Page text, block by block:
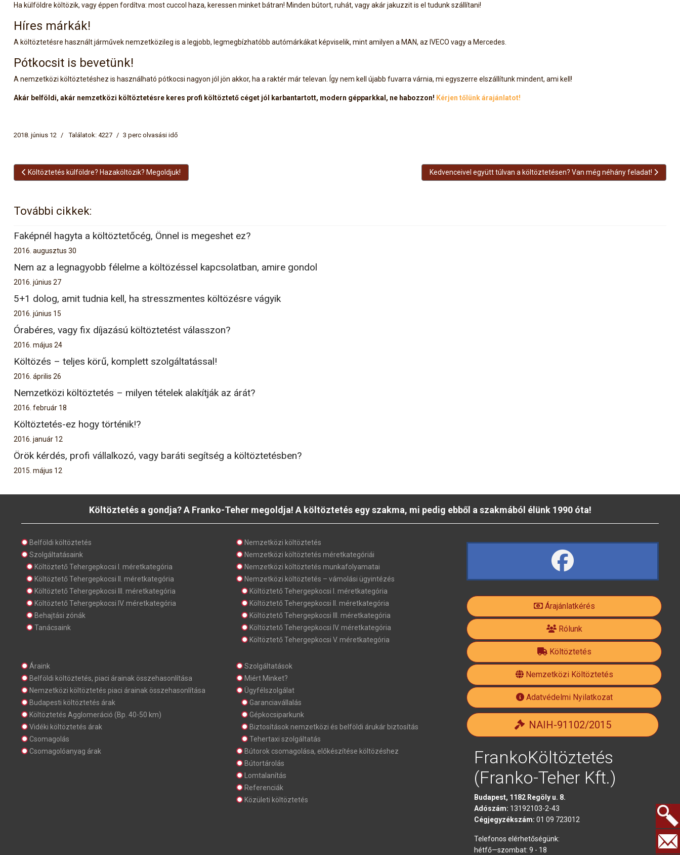
Ha külföldre költözik, vagy éppen fordítva: most cuccol haza, keressen minket bátran! Minden bútort, ruhát, vagy akár jakuzzit is el tudunk szállítani!
Híres márkák!
A költöztetésre használt járművek nemzetközileg is a legjobb, legmegbízhatóbb autómárkákat képviselik, mint amilyen a MAN, az IVECO vagy a Mercedes.
Pótkocsit is bevetünk!
A nemzetközi költöztetéshez is használható pótkocsi nagyon jól jön akkor, ha a raktér már televan. Így nem kell újabb fuvarra várnia, mi egyszerre elszállítunk mindent, ami kell!
Akár belföldi, akár nemzetközi költöztetésre keres profi költöztető céget jól karbantartott, modern gépparkkal, ne habozzon! Kérjen tőlünk árajánlatot!
2018. június 12 Találatok: 4227 3 perc olvasási idő
Előző cikk: Költöztetés külföldre? Hazaköltözik? Megoldjuk!
Költöztetés külföldre? Hazaköltözik? Megoldjuk! Következő cikk: Kedvenceivel együtt túlvan a költöztetésen? Van még néhány
Kedvenceivel együtt túlvan a költöztetésen? Van még néhány feladat!
További cikkek:
Faképnél hagyta a költöztetőcég, Önnel is megeshet ez?
2016. augusztus 30
Nem az a legnagyobb félelme a költözéssel kapcsolatban, amire gondol
2016. június 27
5+1 dolog, amit tudnia kell, ha stresszmentes költözésre vágyik
2016. június 15
Órabéres, vagy fix díjazású költöztetést válasszon?
2016. május 24
Költözés – teljes körű, komplett szolgáltatással!
2016. április 26
Nemzetközi költöztetés – milyen tételek alakítják az árát?
2016. február 18
Költöztetés-ez hogy történik!?
2016. január 12
Örök kérdés, profi vállalkozó, vagy baráti segítség a költöztetésben?
2015. május 12
Költöztetés a gondja? A Franko-Teher megoldja! A költöztetés egy szakma, mi pedig ebből a szakmából élünk 1990 óta!
Belföldi költöztetés
Szolgáltatásaink
Költöztető Tehergepkocsi I. méretkategória
Költöztető Tehergepkocsi II. méretkategória
Költöztető Tehergepkocsi III. méretkategória
Költöztető Tehergepkocsi IV. méretkategória
Behajtási zónák
Tanácsaink
Nemzetközi költöztetés
Nemzetközi költöztetés méretkategóriái
Nemzetközi költöztetés munkafolyamatai
Nemzetközi költöztetés – vámolási ügyintézés
Költöztető Tehergepkocsi I. méretkategória
Költöztető Tehergepkocsi II. méretkategória
Költöztető Tehergepkocsi III. méretkategória
Költöztető Tehergepkocsi IV. méretkategória
Költöztető Tehergepkocsi V. méretkategória
Áraink
Belföldi költöztetés, piaci árainak összehasonlítása
Nemzetközi költöztetés piaci árainak összehasonlítása
Budapesti költöztetés árak
Költöztetés Agglomeráció (Bp. 40-50 km)
Vidéki költöztetés árak
Csomagolás
Csomagolóanyag árak
Szolgáltatások
Miért Minket?
Ügyfélszolgálat
Garanciavállalás
Gépkocsiparkunk
Biztosítások nemzetközi és belföldi árukár biztosítás
Tehertaxi szolgáltatás
Bútorok csomagolása, előkészítése költözéshez
Bútortárolás
Lomtalanítás
Referenciák
Közületi költöztetés
fa
fa-
facebook-
official
Árajánlatkérés
Rólunk
Költöztetés
Nemzetközi Költöztetés
Adatvédelmi Nyilatkozat
NAIH-91102/2015
FrankoKöltöztetés
(Franko-Teher Kft.)
Budapest, 1182 Regöly u. 8.
Adószám: 13192103-2-43
Cégjegyzékszám: 01 09 723012
Telefonos elérhetőségünk:
hétfő—szombat: 9 - 18